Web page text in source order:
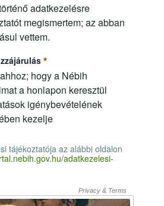
adatkezelésre
megismertem; az abban
vettem.
hogy a Nébih
a honlapon keresztül
igénybevételének
kezelje
tájékoztatója az alábbi oldalon
adatkezelesi-
tájékoztatója az alábbi oldalon érhető